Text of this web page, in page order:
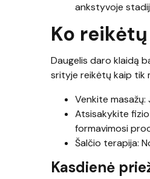
ankstyvoje
Ko
Daugelis daro klaidą
srityje reikėtų kaip tik
Venkite
Atsisakykite
formavimosi
Šalčio terapija:
Kasdienė